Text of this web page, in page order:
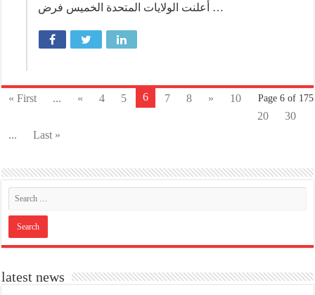
أعلنت الولايات المتحدة الخميس فرض …
Page 6 of 175
« First ... « 4 5 6 7 8 »
10
20
30
...
Last »
latest news